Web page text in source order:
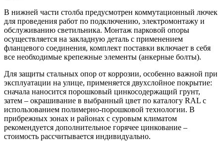
В нижней части столба предусмотрен коммутационный лючек
для проведения работ по подключению, электромонтажу и
обслуживанию светильника. Монтаж парковой опоры
осуществляется на закладную деталь с применением
фланцевого соединения, комплект поставки включает в себя
все необходимые крепежные элементы (анкерные болты).
Для защиты стальных опор от коррозии, особенно важной при
эксплуатации на улице, применяется двухслойное покрытие:
сначала наносится порошковый цинкосодержащий грунт,
затем – окрашивание в выбранный цвет по каталогу RAL с
использованием полимерно-порошковой технологии. В
прибрежных зонах и районах с суровым климатом
рекомендуется дополнительное горячее цинкование –
стоимость рассчитывается индивидуально.